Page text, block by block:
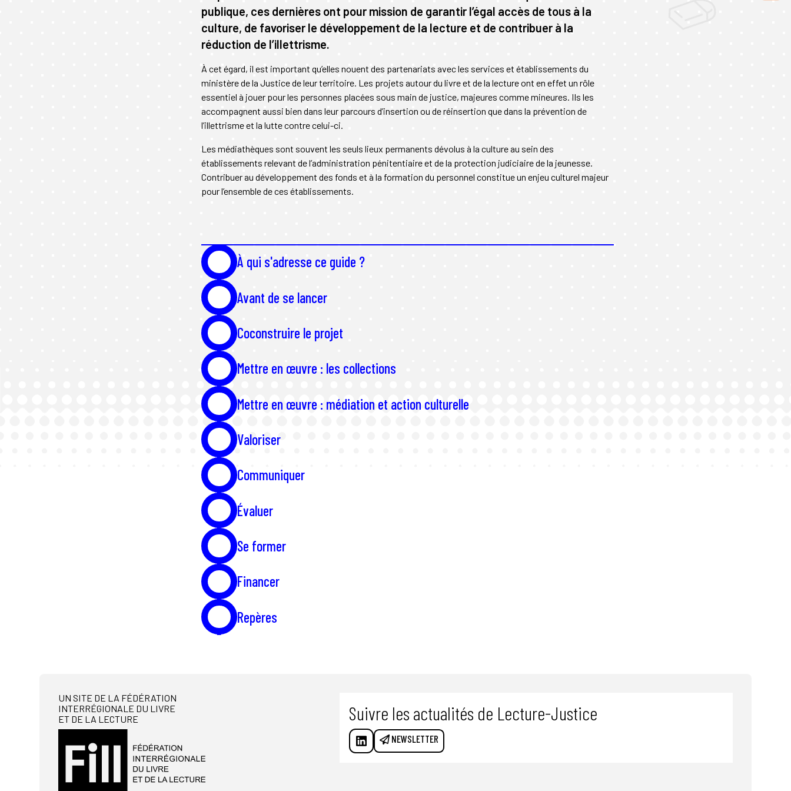
publique, ces dernières ont pour mission de garantir l’égal accès de tous à la
culture, de favoriser le développement de la lecture et de contribuer à la
réduction de l’illettrisme.
À cet égard, il est important qu’elles nouent des partenariats avec les services et établissements du
ministère de la Justice de leur territoire. Les projets autour du livre et de la lecture ont en effet un rôle
essentiel à jouer pour les personnes placées sous main de justice, majeures comme mineures. Ils les
accompagnent aussi bien dans leur parcours d’insertion ou de réinsertion que dans la prévention de
l’illettrisme et la lutte contre celui-ci.
Les médiathèques sont souvent les seuls lieux permanents dévolus à la culture au sein des
établissements relevant de l’administration pénitentiaire et de la protection judiciaire de la jeunesse.
Contribuer au développement des fonds et à la formation du personnel constitue un enjeu culturel majeur
pour l’ensemble de ces établissements.
À qui s'adresse ce guide ?
Avant de se lancer
Coconstruire le projet
Mettre en œuvre : les collections
Mettre en œuvre : médiation et action culturelle
Valoriser
Communiquer
Évaluer
Se former
Financer
Repères
UN SITE DE LA FÉDÉRATION
INTERRÉGIONALE DU LIVRE
ET DE LA LECTURE
Suivre les actualités de Lecture-Justice
NEWSLETTER